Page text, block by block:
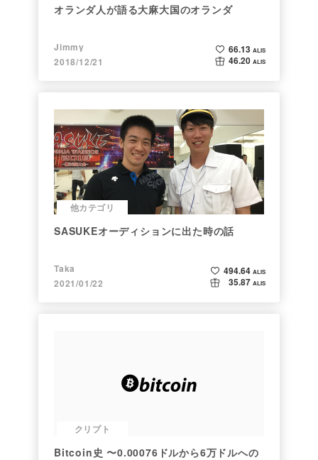
オランダ人が語る大麻大国のオランダ
Jimmy
2018/12/21
66.13 ALIS
46.20 ALIS
他カテゴリ
SASUKEオーディションに出た時の話
Taka
2021/01/22
494.64 ALIS
35.87 ALIS
クリプト
Bitcoin史 〜0.00076ドルから6万ドルへの